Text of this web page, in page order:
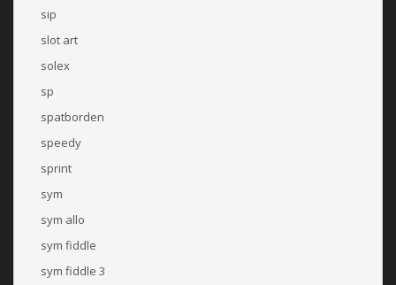
sip
slot art
solex
sp
spatborden
speedy
sprint
sym
sym allo
sym fiddle
sym fiddle 3